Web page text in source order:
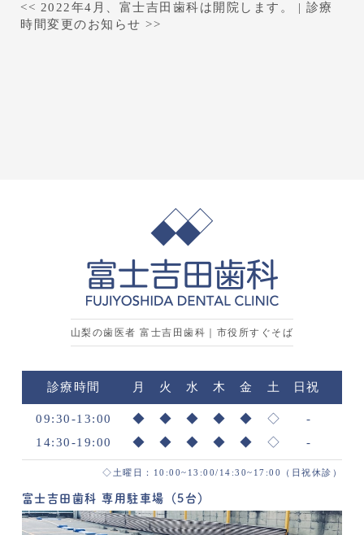
<< 2022年4月、富士吉田歯科は開院します。 | 診療
時間変更のお知らせ >>
山梨の歯医者 富士吉田歯科｜市役所すぐそば
診療時間 月 火 水 木 金 土 日祝
09:30-13:00 ◆ ◆ ◆ ◆ ◆ ◇
-
14:30-19:00
◆ ◆ ◆ ◆ ◆ ◇ -
◇土曜日：10:00~13:00/14:30~17:00（日祝休診）
富士吉田歯科 専用駐車場（5台）